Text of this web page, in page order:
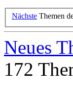
Nächste Themen
Neues
172